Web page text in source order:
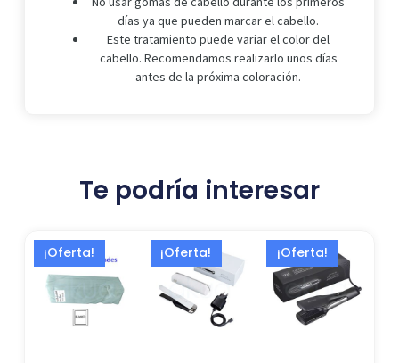
días ya que pueden marcar el cabello.
Este tratamiento puede variar el color del
cabello. Recomendamos realizarlo unos días
antes de la próxima coloración.
Te podría interesar
¡Oferta!
El
precio
original
era:
10,99 €.
precio
actual
¡Oferta!
precio
original
339,00 €.
El
precio
actual
es:
224,13 €.
¡Oferta!
precio
original
era:
precio
actual
es: